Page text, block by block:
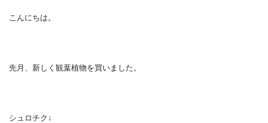
こんにちは。
先月、新しく観葉植物を買いました。
シュロチク↓